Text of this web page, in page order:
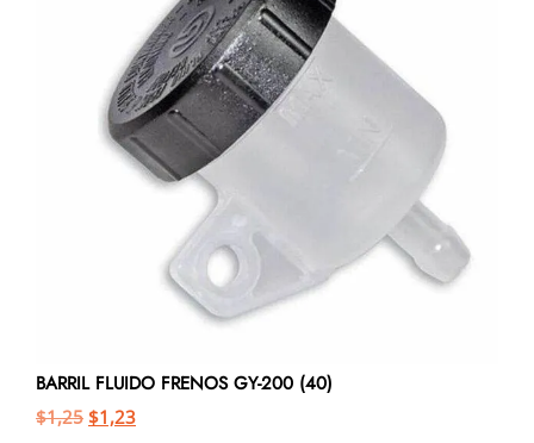
BARRIL FLUIDO FRENOS GY-200 (40)
$1,25 $1,23